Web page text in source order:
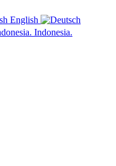
English
Indonesia.